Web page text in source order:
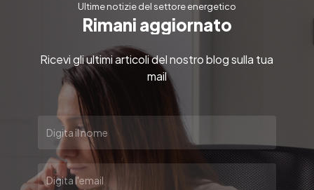
Ultime notizie del settore energetico
Rimani aggiornato
Ricevi gli ultimi articoli del nostro blog sulla tua
mail